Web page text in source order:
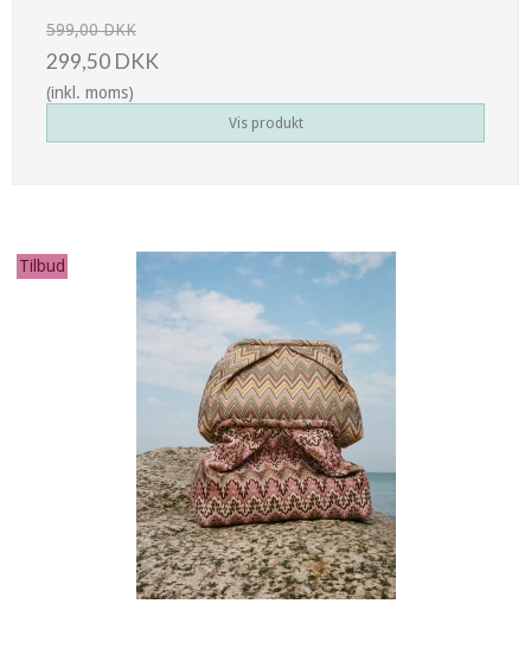
599,00 DKK
299,50 DKK
(inkl. moms)
Vis produkt
Tilbud